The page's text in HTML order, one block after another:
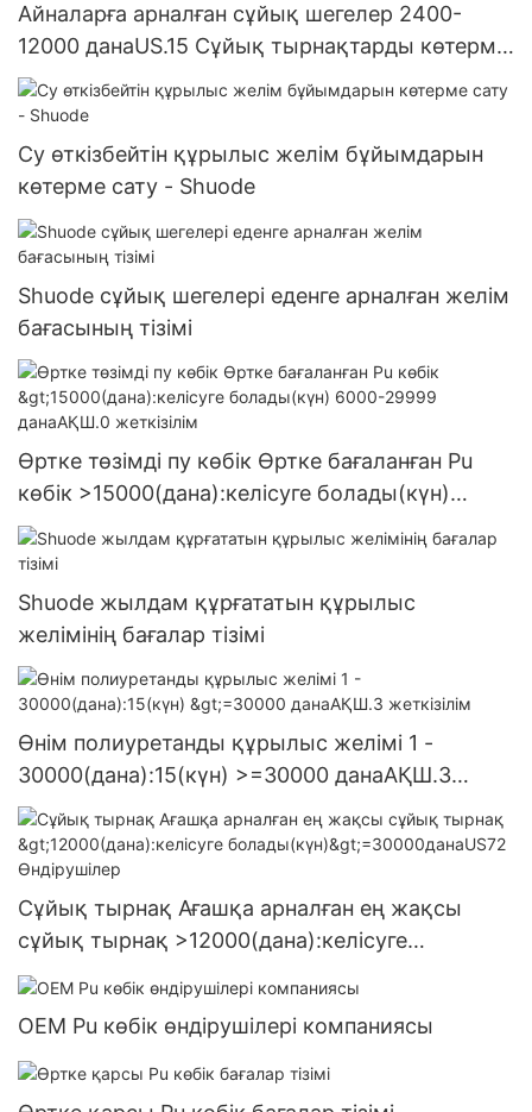
Айналарға арналған сұйық шегелер 2400-
12000 данаUS.15 Сұйық тырнақтарды көтерме
сату - Shuode
Су өткізбейтін құрылыс желім бұйымдарын
көтерме сату - Shuode
Shuode сұйық шегелері еденге арналған желім
бағасының тізімі
Өртке төзімді пу көбік Өртке бағаланған Pu
көбік >15000(дана):келісуге болады(күн)
6000-29999 данаАҚШ.0 жеткізілім
Shuode жылдам құрғататын құрылыс
желімінің бағалар тізімі
Өнім полиуретанды құрылыс желімі 1 -
30000(дана):15(күн) >=30000 данаАҚШ.3
жеткізілім
Сұйық тырнақ Ағашқа арналған ең жақсы
сұйық тырнақ >12000(дана):келісуге
болады(күн)>=30000данаUS72 Өндірушілер
OEM Pu көбік өндірушілері компаниясы